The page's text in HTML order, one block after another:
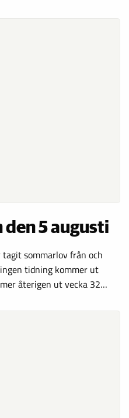
5 augusti
tagit sommarlov från och
tidning kommer ut
återigen ut vecka 32…